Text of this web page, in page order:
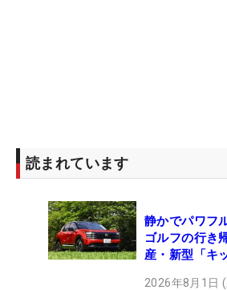
読まれています
静かでパワフ
ゴルフの行き
産・新型「キ
2026年8月1日